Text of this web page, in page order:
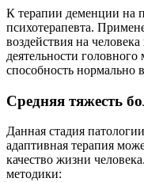
К терапии деменции на
психотерапевта.
воздействия на
деятельности
способность нормально
Средняя тяжесть
Данная стадия
адаптивная терапия
качество жизни
методики: